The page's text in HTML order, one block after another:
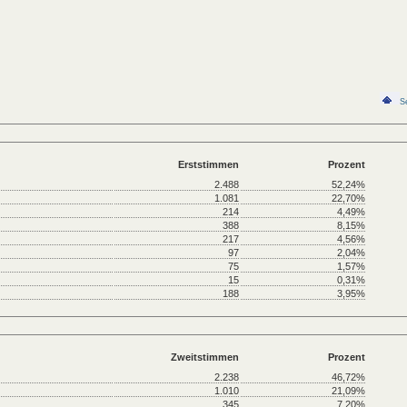
Erststimmen
Prozent
2.488
52,24%
1.081
22,70%
214
4,49%
388
8,15%
217
4,56%
97
2,04%
75
1,57%
15
0,31%
188
3,95%
Zweitstimmen
Prozent
2.238
46,72%
1.010
21,09%
345
7,20%